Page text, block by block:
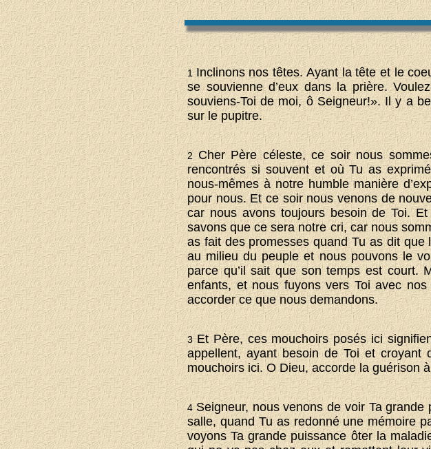
1Inclinons nos têtes. Ayant la tête et le
se souvienne d’eux dans la prière.
souviens-Toi de moi, ô Seigneur!». Il y a
sur le pupitre.
2Cher Père céleste, ce soir nous
rencontrés si souvent et où Tu as
nous-mêmes à notre humble manière
pour nous. Et ce soir nous venons de
car nous avons toujours besoin de Toi.
savons que ce sera notre cri, car nous
as fait des promesses quand Tu as dit
au milieu du peuple et nous pouvons le
parce qu’il sait que son temps est court.
enfants, et nous fuyons vers Toi avec
accorder ce que nous demandons.
3Et Père, ces mouchoirs posés ici
appellent, ayant besoin de Toi et
mouchoirs ici. O Dieu, accorde la guérison
4Seigneur, nous venons de voir Ta
salle, quand Tu as redonné une mémoire
voyons Ta grande puissance ôter la